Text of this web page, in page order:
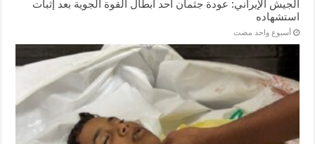
الجيش الإيراني: عودة جثمان أحد أبطال القوة الجوية بعد إثبات
استشهاده
‏أسبوع واحد مضت